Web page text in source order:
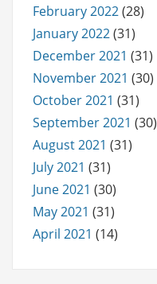
February 2022(28)
January 2022(31)
December 2021 (31)
November 2021 (30)
October 2021 (31)
September 2021 (30)
August 2021 (31)
July 2021 (31)
June 2021 (30)
May 2021 (31)
April 2021 (14)